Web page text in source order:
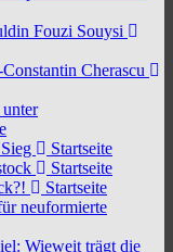
Fouzi Souysi
Cherascu
Startseite
Startseite
Startseite
neuformierte
Wieweit trägt die